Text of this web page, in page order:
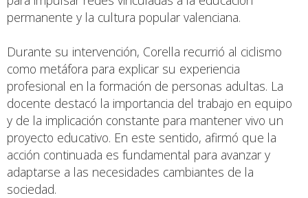
permanente y la cultura popular valenciana.
Durante su intervención, Corella recurrió al ciclismo
como metáfora para explicar su experiencia
profesional en la formación de personas adultas. La
docente destacó la importancia del trabajo en equipo
y de la implicación constante para mantener vivo un
proyecto educativo. En este sentido, afirmó que la
acción continuada es fundamental para avanzar y
adaptarse a las necesidades cambiantes de la
sociedad.